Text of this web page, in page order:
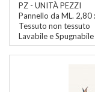
PZ - UNITÀ PEZZI
Pannello da ML. 2,80
Tessuto non tessuto
Lavabile e Spugnabile